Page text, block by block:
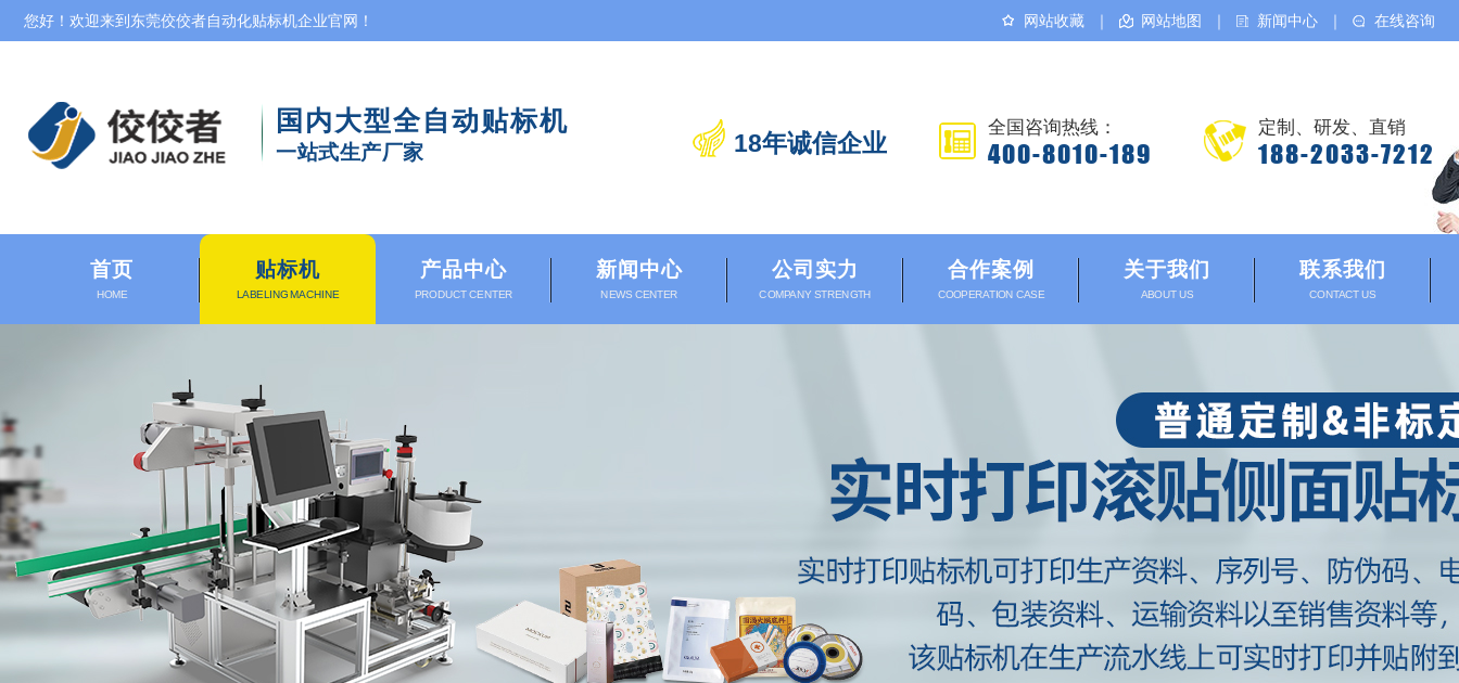
您好！欢迎来到东莞佼佼者自动化贴标机企业官网！ 网站收藏 ｜ 网站地图 ｜ 新闻中心 ｜ 在线咨询
国内大型全自动贴标机
一站式生产厂家 18年诚信企业
全国咨询热线：
400-8010-189
定制、研发、直销
188-2033-7212
首页
HOME
贴标机
LABELING MACHINE
产品中心
PRODUCT CENTER
新闻中心
NEWS CENTER
公司实力
COMPANY STRENGTH
合作案例
COOPERATION CASE
关于我们
ABOUT US
联系我们
CONTACT US